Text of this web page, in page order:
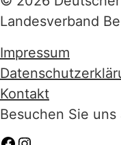
Landesverband
Impressum
Kontakt
Besuchen Sie uns